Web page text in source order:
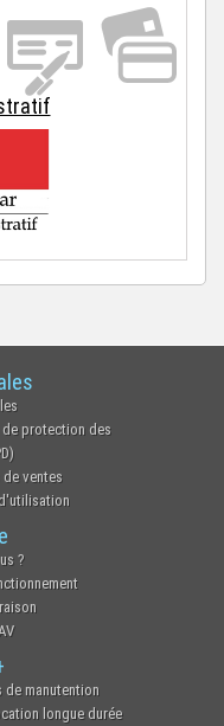
protection des
de ventes
?
manutention
longue durée